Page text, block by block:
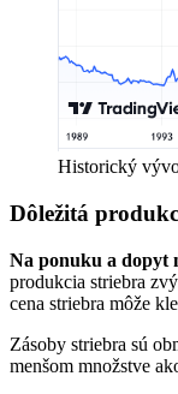
Historický
Dôležitá
Na ponuku a dopyt
produkcia striebra
cena striebra môže
Zásoby striebra sú
menšom množstve